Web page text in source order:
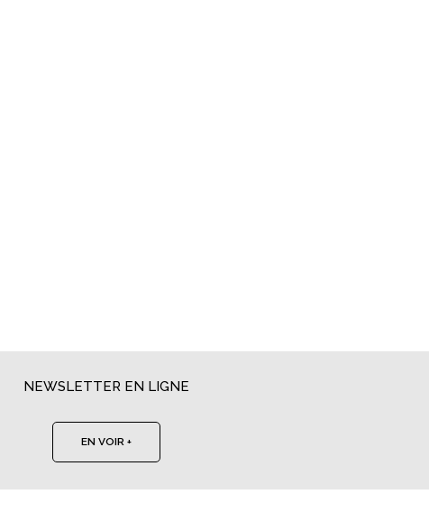
NEWSLETTER EN LIGNE
EN VOIR +